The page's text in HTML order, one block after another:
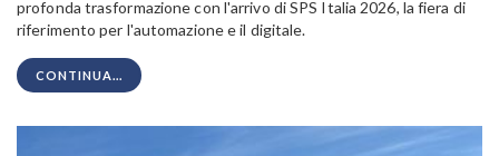
profonda trasformazione con l'arrivo di SPS Italia 2026, la fiera di
riferimento per l'automazione e il digitale.
CONTINUA...